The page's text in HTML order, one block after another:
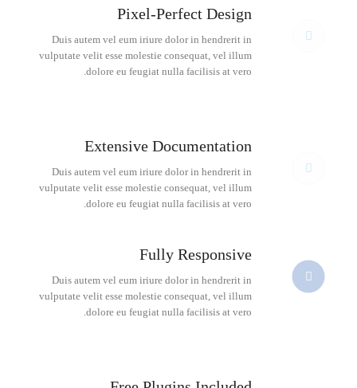
Pixel-Perfect Design
Duis autem vel eum iriure dolor in hendrerit in
vulputate velit esse molestie consequat, vel illum
dolore eu feugiat nulla facilisis at vero.
Extensive Documentation
Duis autem vel eum iriure dolor in hendrerit in
vulputate velit esse molestie consequat, vel illum
dolore eu feugiat nulla facilisis at vero.
Fully Responsive
Duis autem vel eum iriure dolor in hendrerit in
vulputate velit esse molestie consequat, vel illum
dolore eu feugiat nulla facilisis at vero.